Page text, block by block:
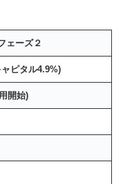
ェーズ２
ピタル4.9%)
開始)